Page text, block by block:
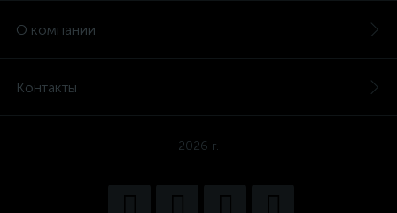
О компании
Контакты
2026 г.